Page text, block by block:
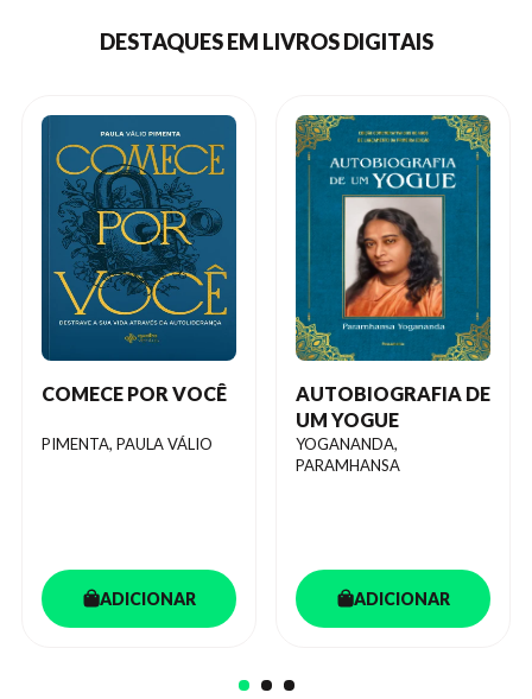
DESTAQUES EM LIVROS DIGITAIS
COMECE POR VOCÊ
PIMENTA, PAULA VÁLIO
ADICIONAR
AUTOBIOGRAFIA DE
UM YOGUE
YOGANANDA,
PARAMHANSA
ADICIONAR